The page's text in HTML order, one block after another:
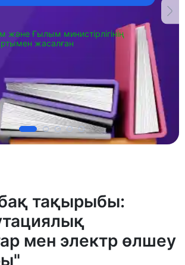
және Ғылым министірлігінің
жасалған
тақырыбы:
мен электр өлшеу